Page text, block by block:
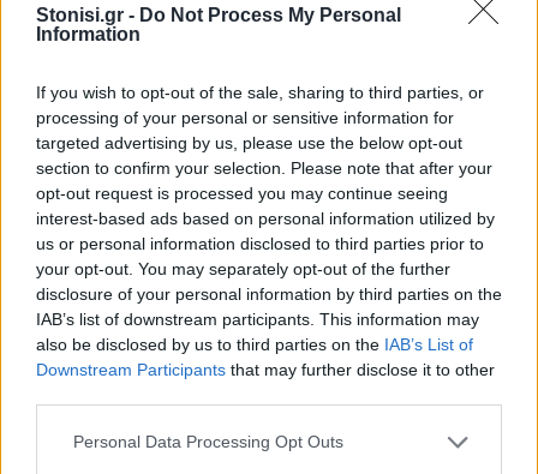
Stonisi.gr - Do Not Process My Personal
Information
If you wish to opt-out of the sale, sharing to third parties, or
processing of your personal or sensitive information for
targeted advertising by us, please use the below opt-out
section to confirm your selection. Please note that after your
opt-out request is processed you may continue seeing
interest-based ads based on personal information utilized by
us or personal information disclosed to third parties prior to
your opt-out. You may separately opt-out of the further
disclosure of your personal information by third parties on the
IAB’s list of downstream participants. This information may
also be disclosed by us to third parties on the IAB’s List of
Downstream Participants that may further disclose it to other
Personal Data Processing Opt Outs
ΔΡΑΣΕΙΣ
Με το ποδήλατο από το Βέλγιο
Ο 44χρονος Steven Fack διασχίζει
την Ευρώπη σε μια προσωπική
δοκιμασία αντοχής με τελικό
προορισμό την ιδιαίτερη πατρίδα
της συντρόφου του
ΡΕΠΟΡΤΑΖ ΕΚΠΑΙΔΕΥΣΗ
Η επόμενη μέρα στα σχολεία της
Μυτιλήνης μετά την κατάργηση
των σχολικών επιτροπών
Πάγιες προκαταβολές στους
διευθυντές και σειρά εργολαβιών
για επισκευές και συντηρήσεις –
προβλέπονται για κάθε σχολική